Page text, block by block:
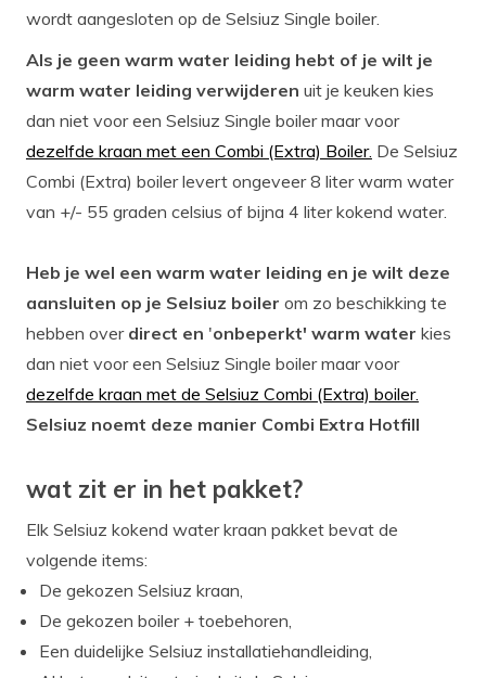
wordt aangesloten op de Selsiuz Single boiler.
Als je geen warm water leiding hebt of je wilt je
warm water leiding verwijderen uit je keuken kies
dan niet voor een Selsiuz Single boiler maar voor
dezelfde kraan met een Combi (Extra) Boiler. De Selsiuz
Combi (Extra) boiler levert ongeveer 8 liter warm water
van +/- 55 graden celsius of bijna 4 liter kokend water.
Heb je wel een warm water leiding en je wilt deze
aansluiten op je Selsiuz boiler om zo beschikking te
hebben over direct en 'onbeperkt' warm water kies
dan niet voor een Selsiuz Single boiler maar voor
dezelfde kraan met de Selsiuz Combi (Extra) boiler.
Selsiuz noemt deze manier Combi Extra Hotfill
wat zit er in het pakket?
Elk Selsiuz kokend water kraan pakket bevat de
volgende items:
De gekozen Selsiuz kraan,
De gekozen boiler + toebehoren,
Een duidelijke Selsiuz installatiehandleiding,